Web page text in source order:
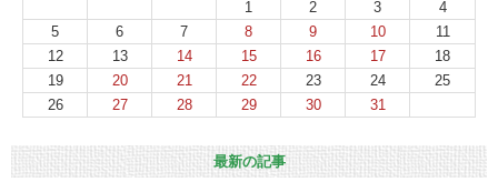
1
2 3
4
5
6 7 8 9 10
11
12
13 14 15 16 17
18
19
20 21 22 23 24
25
26
27 28 29 30 31
最新の記事